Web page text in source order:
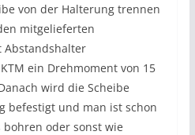
von der Halterung trennen
mitgelieferten
Abstandshalter
ein Drehmoment von 15
wird die Scheibe
befestigt und man ist schon
oder sonst wie